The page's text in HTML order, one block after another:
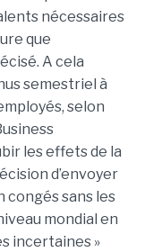
nécessaires
que
A cela
semestriel à
selon
les effets de la
d’envoyer
congés sans les
mondial en
incertaines »